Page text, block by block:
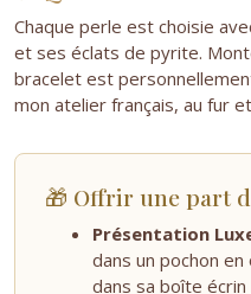
Chaque perle est choisie
et ses éclats de pyrite.
bracelet est
mon atelier français, au fur
🎁 Offrir une part
Présentation
dans un pochon
dans sa boîte